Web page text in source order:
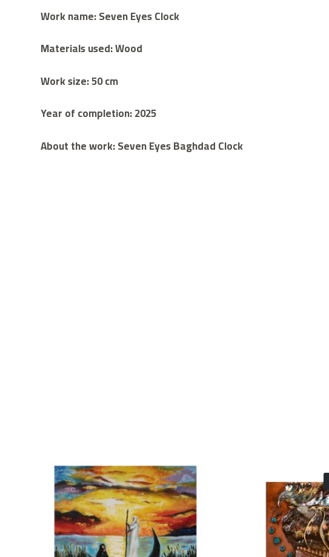
Work name: Seven Eyes Clock
Materials used: Wood
Work size: 50 cm
Year of completion: 2025
About the work: Seven Eyes Baghdad Clock